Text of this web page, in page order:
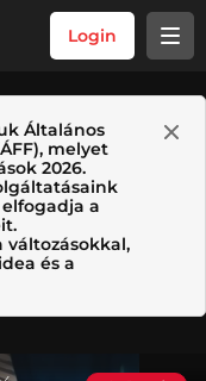
Login
Általános
melyet
2026.
a
és a